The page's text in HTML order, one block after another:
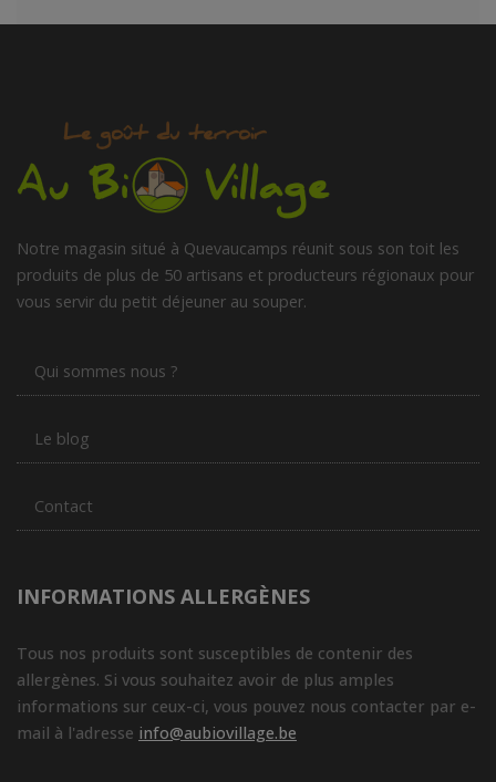
Notre magasin situé à Quevaucamps réunit sous son toit les
produits de plus de 50 artisans et producteurs régionaux pour
vous servir du petit déjeuner au souper.
Qui sommes nous ?
Le blog
Contact
INFORMATIONS ALLERGÈNES
Tous nos produits sont susceptibles de contenir des
allergènes. Si vous souhaitez avoir de plus amples
informations sur ceux-ci, vous pouvez nous contacter par e-
mail à l'adresse info@aubiovillage.be